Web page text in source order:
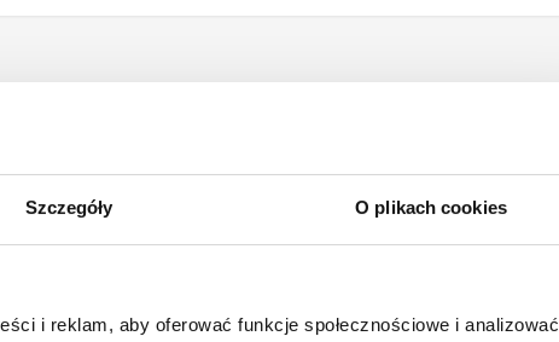
Szczegóły O plikach cookies
i reklam, aby oferować funkcje społecznościowe i analizować